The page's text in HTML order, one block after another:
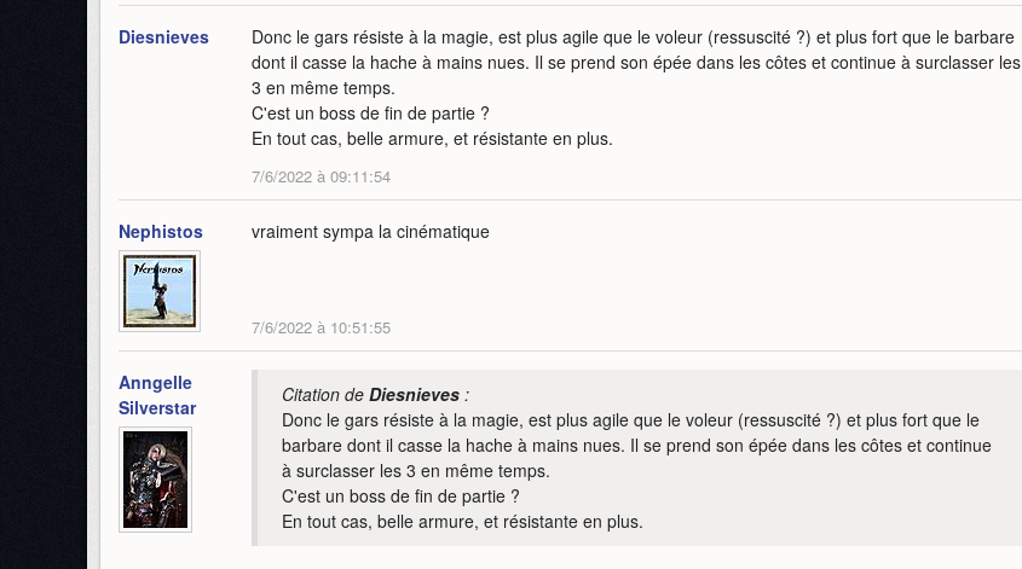
Diesnieves
Donc le gars résiste à la magie, est plus agile que le voleur (ressuscité ?) et plus fort que le barbare
dont il casse la hache à mains nues. Il se prend son épée dans les côtes et continue à surclasser les
3 en même temps.
C'est un boss de fin de partie ?
En tout cas, belle armure, et résistante en plus.
7/6/2022 à 09:11:54
Nephistos vraiment sympa la cinématique
7/6/2022 à 10:51:55
Anngelle
Silverstar
Citation de Diesnieves :
Donc le gars résiste à la magie, est plus agile que le voleur (ressuscité ?) et plus fort que le
barbare dont il casse la hache à mains nues. Il se prend son épée dans les côtes et continue
à surclasser les 3 en même temps.
C'est un boss de fin de partie ?
En tout cas, belle armure, et résistante en plus.